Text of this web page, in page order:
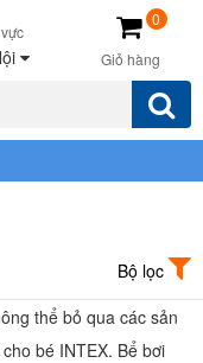
Giỏ hàng
0
Bộ lọc
thể bỏ qua các sản
bé INTEX. Bể bơi